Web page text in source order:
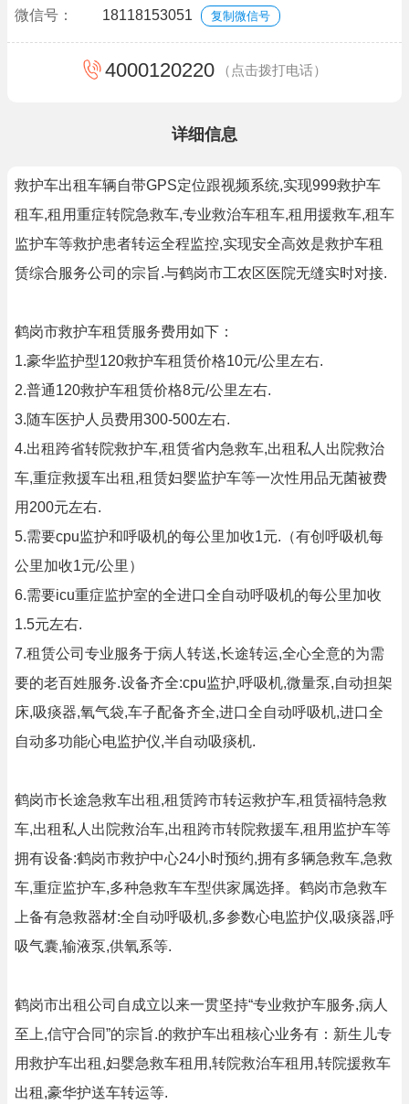
微信号： 18118153051 复制微信号
4000120220 （点击拨打电话）
详细信息
救护车出租车辆自带GPS定位跟视频系统,实现999救护车
租车,租用重症转院急救车,专业救治车租车,租用援救车,租车
监护车等救护患者转运全程监控,实现安全高效是救护车租
赁综合服务公司的宗旨.与鹤岗市工农区医院无缝实时对接.
鹤岗市救护车租赁服务费用如下：
1.豪华监护型120救护车租赁价格10元/公里左右.
2.普通120救护车租赁价格8元/公里左右.
3.随车医护人员费用300-500左右.
4.出租跨省转院救护车,租赁省内急救车,出租私人出院救治
车,重症救援车出租,租赁妇婴监护车等一次性用品无菌被费
用200元左右.
5.需要cpu监护和呼吸机的每公里加收1元.（有创呼吸机每
公里加收1元/公里）
6.需要icu重症监护室的全进口全自动呼吸机的每公里加收
1.5元左右.
7.租赁公司专业服务于病人转送,长途转运,全心全意的为需
要的老百姓服务.设备齐全:cpu监护,呼吸机,微量泵,自动担架
床,吸痰器,氧气袋,车子配备齐全,进口全自动呼吸机,进口全
自动多功能心电监护仪,半自动吸痰机.
鹤岗市长途急救车出租,租赁跨市转运救护车,租赁福特急救
车,出租私人出院救治车,出租跨市转院救援车,租用监护车等
拥有设备:鹤岗市救护中心24小时预约,拥有多辆急救车,急救
车,重症监护车,多种急救车车型供家属选择。鹤岗市急救车
上备有急救器材:全自动呼吸机,多参数心电监护仪,吸痰器,呼
吸气囊,输液泵,供氧系等.
鹤岗市出租公司自成立以来一贯坚持“专业救护车服务,病人
至上,信守合同”的宗旨.的救护车出租核心业务有：新生儿专
用救护车出租,妇婴急救车租用,转院救治车租用,转院援救车
出租,豪华护送车转运等.